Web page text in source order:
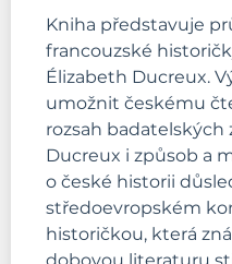
Kniha představuje
francouzské
Élizabeth Ducreux.
umožnit českému
rozsah badatelských
Ducreux i způsob a
o české historii
středoevropském
historičkou, která